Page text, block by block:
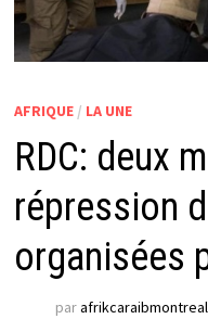
AFRIQUE/ LA UNE
RDC: deux
répression
organisées
parafrikcaraibmontreal